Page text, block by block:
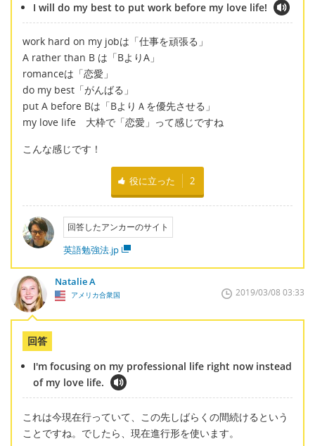
I will do my best to put work before my love life!
work hard on my jobは「仕事を頑張る」
A rather than B は「BよりA」
romanceは「恋愛」
do my best「がんばる」
put A before Bは「BよりＡを優先させる」
my love life 大枠で「恋愛」って感じですね
こんな感じです！
役に立った 2
回答したアンカーのサイト
英語勉強法.jp
Natalie A
アメリカ合衆国 2019/03/08 03:33
回答
I'm focusing on my professional life right now instead
of my love life.
これは今現在行っていて、この先しばらくの間続けるという
ことですね。でしたら、現在進行形を使います。